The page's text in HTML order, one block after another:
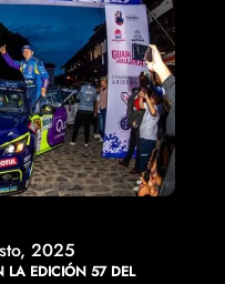
2025
LA EDICIÓN 57 DEL